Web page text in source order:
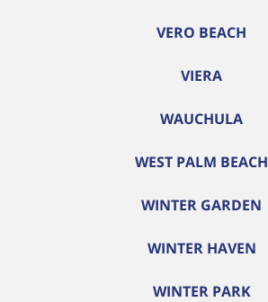
VERO BEACH
VIERA
WAUCHULA
WEST PALM BEACH
WINTER GARDEN
WINTER HAVEN
WINTER PARK